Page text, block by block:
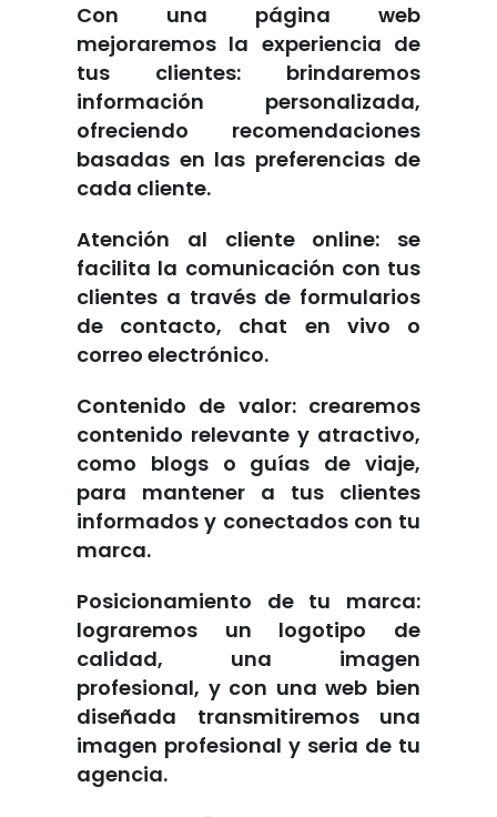
Con una página web
mejoraremos la experiencia de
tus clientes: brindaremos
información personalizada,
ofreciendo recomendaciones
basadas en las preferencias de
cada cliente.
Atención al cliente online: se
facilita la comunicación con tus
clientes a través de formularios
de contacto, chat en vivo o
correo electrónico.
Contenido de valor: crearemos
contenido relevante y atractivo,
como blogs o guías de viaje,
para mantener a tus clientes
informados y conectados con tu
marca.
Posicionamiento de tu marca:
lograremos un logotipo de
calidad, una imagen
profesional, y con una web bien
diseñada transmitiremos una
imagen profesional y seria de tu
agencia.